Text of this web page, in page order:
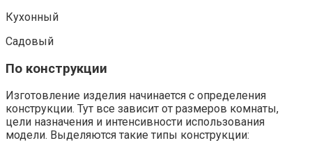
Кухонный
Садовый
По конструкции
Изготовление изделия начинается с определения
конструкции. Тут все зависит от размеров комнаты,
цели назначения и интенсивности использования
модели. Выделяются такие типы конструкции: